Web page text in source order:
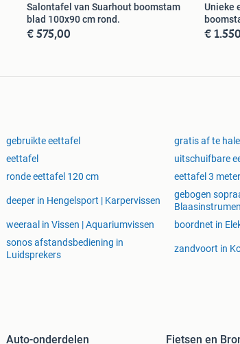
Salontafel van Suarhout boomstam
blad 100x90 cm rond.
€ 575,00
Unieke
€
gebruikte eettafel
gratis af te
eettafel
uitschuifbare
ronde eettafel 120 cm eettafel 3 meter
deeper in Hengelsport | Karpervissen
gebogen
weeraal in Vissen | Aquariumvissen
boordnet in
sonos afstandsbediening in
Luidsprekers
zandvoort in
Auto-onderdelen Fietsen en